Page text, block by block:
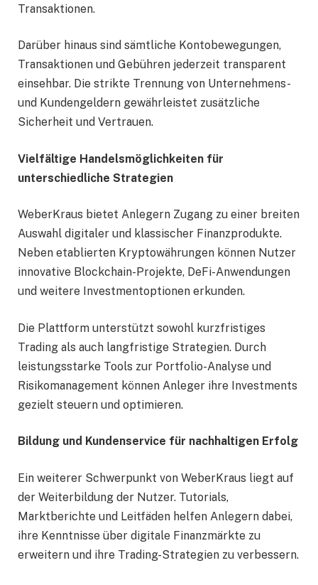
Transaktionen.
Darüber hinaus sind sämtliche Kontobewegungen,
Transaktionen und Gebühren jederzeit transparent
einsehbar. Die strikte Trennung von Unternehmens-
und Kundengeldern gewährleistet zusätzliche
Sicherheit und Vertrauen.
Vielfältige Handelsmöglichkeiten für
unterschiedliche Strategien
WeberKraus bietet Anlegern Zugang zu einer breiten
Auswahl digitaler und klassischer Finanzprodukte.
Neben etablierten Kryptowährungen können Nutzer
innovative Blockchain-Projekte, DeFi-Anwendungen
und weitere Investmentoptionen erkunden.
Die Plattform unterstützt sowohl kurzfristiges
Trading als auch langfristige Strategien. Durch
leistungsstarke Tools zur Portfolio-Analyse und
Risikomanagement können Anleger ihre Investments
gezielt steuern und optimieren.
Bildung und Kundenservice für nachhaltigen Erfolg
Ein weiterer Schwerpunkt von WeberKraus liegt auf
der Weiterbildung der Nutzer. Tutorials,
Marktberichte und Leitfäden helfen Anlegern dabei,
ihre Kenntnisse über digitale Finanzmärkte zu
erweitern und ihre Trading-Strategien zu verbessern.